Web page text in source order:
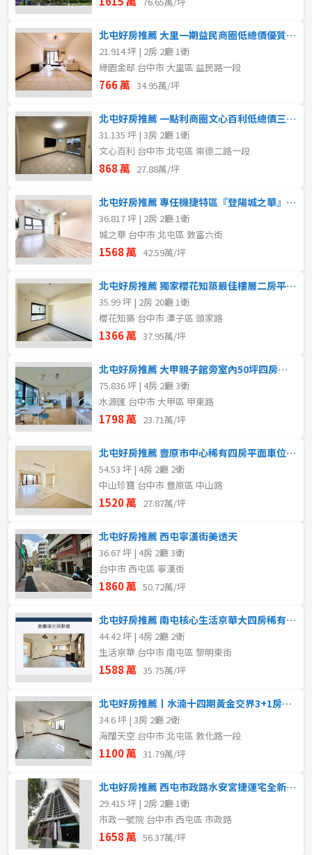
北屯好房推薦 大里一期益民商圈低總價優質電梯兩房
21.914 坪 | 2房 2廳 1衛
綠園金邸 台中市 大里區 益民路一段
766 萬 34.95萬/坪
北屯好房推薦 一點利商圈文心百利低總價三房+車位
31.135 坪 | 3房 2廳 1衛
文心百利 台中市 北屯區 崇德二路一段
868 萬 27.88萬/坪
北屯好房推薦 專任機捷特區『登陽城之華』大兩房柱邊平車
36.817 坪 | 2房 2廳 1衛
城之華 台中市 北屯區 敦富六街
1568 萬 42.59萬/坪
北屯好房推薦 獨家櫻花知築最佳樓層二房平車入主明星小學
35.99 坪 | 2房 20廳 1衛
櫻花知築 台中市 潭子區 頭家路
1366 萬 37.95萬/坪
北屯好房推薦 大甲親子館旁室內50坪四房三衛浴配車位
75.836 坪 | 4房 2廳 3衛
水源匯 台中市 大甲區 甲東路
1798 萬 23.71萬/坪
北屯好房推薦 豐原市中心稀有四房平面車位前後陽台視野戶
54.53 坪 | 4房 2廳 2衛
中山珍寶 台中市 豐原區 中山路
1520 萬 27.87萬/坪
北屯好房推薦 西屯寧漢街美透天
36.67 坪 | 4房 2廳 3衛
台中市 西屯區 寧漢街
1860 萬 50.72萬/坪
北屯好房推薦 南屯核心生活京華大四房稀有釋出
44.42 坪 | 4房 2廳 2衛
生活京華 台中市 南屯區 黎明東街
1588 萬 35.75萬/坪
北屯好房推薦丨水湳十四期黃金交界3+1房平車
34.6 坪 | 3房 2廳 2衛
海闊天空 台中市 北屯區 敦化路一段
1100 萬 31.79萬/坪
北屯好房推薦 西屯市政路水安宮捷運宅全新採光兩房車位
29.415 坪 | 2房 2廳 1衛
市政一號院 台中市 西屯區 市政路
1658 萬 56.37萬/坪